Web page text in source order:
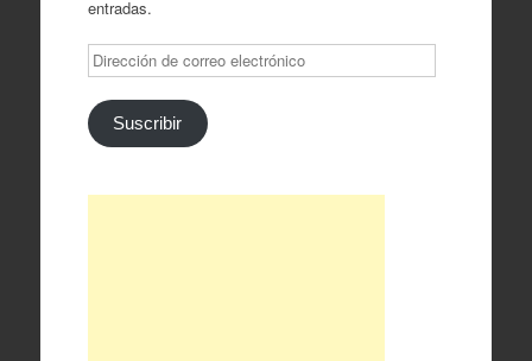
entradas.
Dirección
de
correo
electrónico
Suscribir